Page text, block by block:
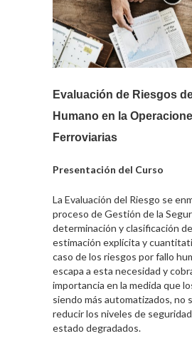
Evaluación de Riesgos
Humano en la
Ferroviarias
Presentación del Curso
La Evaluación del Riesgo se
proceso de Gestión de la
determinación y clasificación
estimación explícita y
caso de los riesgos por fallo
escapa a esta necesidad y
importancia en la medida que
siendo más automatizados, no
reducir los niveles de seguridad
estado degradados.